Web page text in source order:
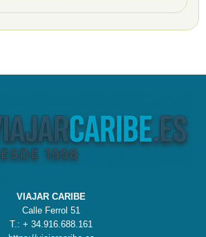
VIAJAR CARIBE
Calle Ferrol 51
T.: + 34.916.688.161